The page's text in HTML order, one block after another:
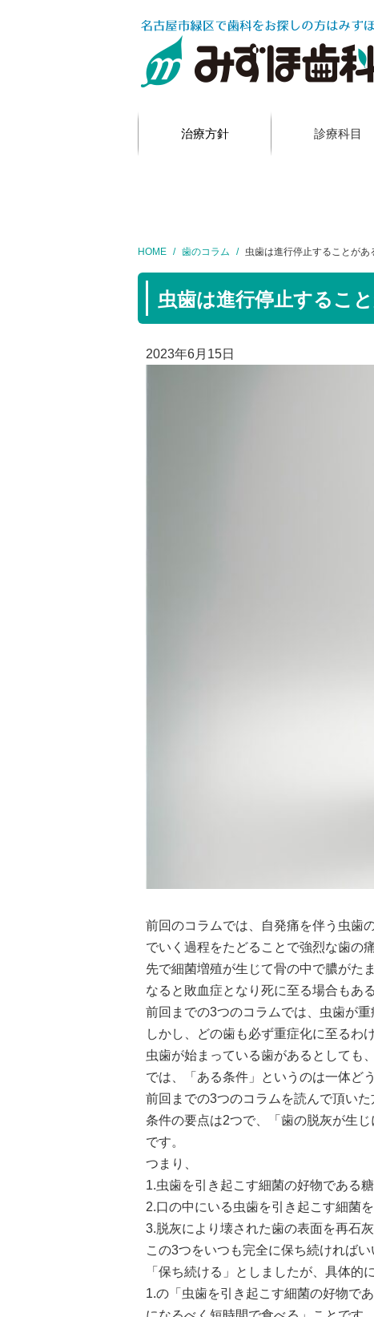
: Attempt to read property "term_id" on string in/home/
治療方針 診療科目
HOME 歯のコラム 虫歯は進行停止することがあ
虫歯は進行停止するこ
2023年6月15日
前回のコラムでは、自発痛を伴う虫歯
でいく過程をたどることで強烈な歯の
先で細菌増殖が生じて骨の中で膿がた
なると敗血症となり死に至る場合もあ
前回までの3つのコラムでは、虫歯が
しかし、どの歯も必ず重症化に至るわ
虫歯が始まっている歯があるとしても
では、「ある条件」というのは一体ど
前回までの3つのコラムを読んで頂い
条件の要点は2つで、「歯の脱灰が生
です。
つまり、
1.虫歯を引き起こす細菌の好物である
2.口の中にいる虫歯を引き起こす細菌
3.脱灰により壊された歯の表面を再石
この3つをいつも完全に保ち続ければい
「保ち続ける」としましたが、具体的
1.の「虫歯を引き起こす細菌の好物で